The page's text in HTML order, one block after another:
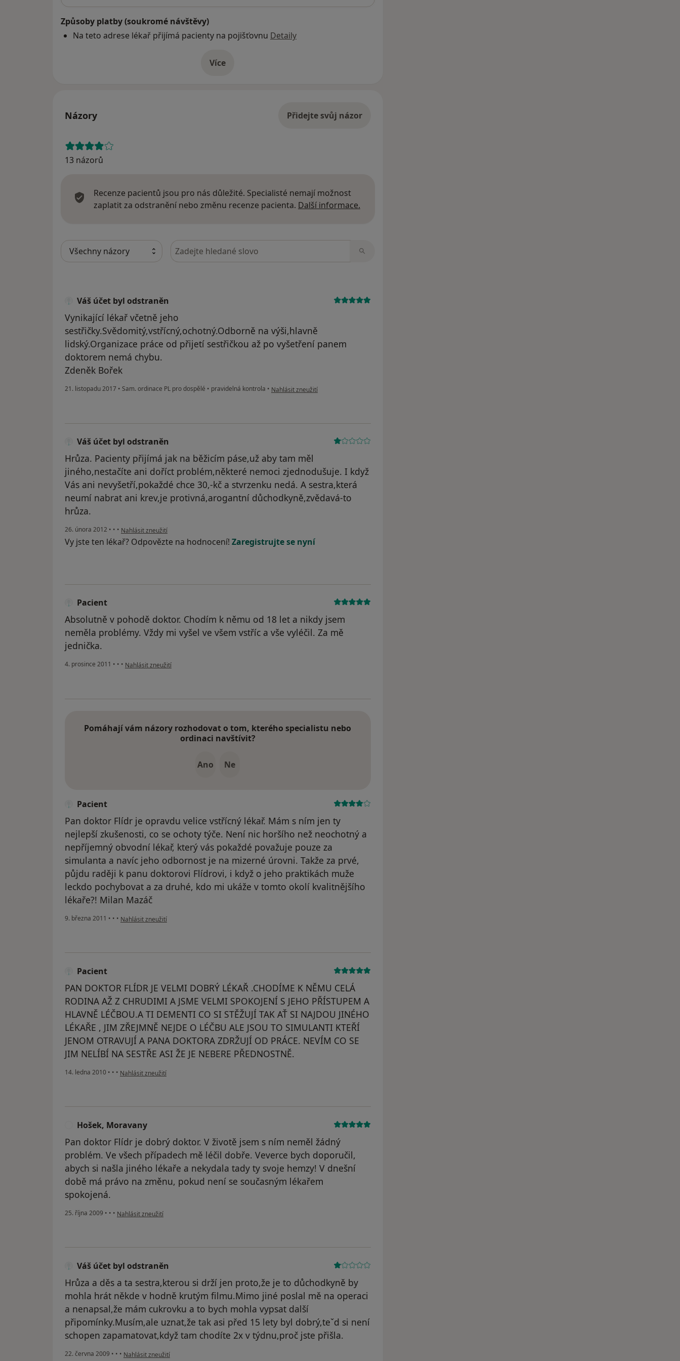
Způsoby platby (soukromé návštěvy)
Na teto adrese lékař přijímá pacienty na pojišťovnu Detaily
Víceo adrese
Názory Přidejte svůj názor
13 názorů
Recenze pacientů jsou pro nás důležité. Specialisté nemají možnost
zaplatit za odstranění nebo změnu recenze pacienta. Další informace.
Hledejte v názorech
Váš účet byl odstraněn
Vynikající lékař včetně jeho
sestřičky.Svědomitý,vstřícný,ochotný.Odborně na výši,hlavně
lidský.Organizace práce od přijetí sestřičkou až po vyšetření panem
doktorem nemá chybu.
Zdeněk Bořek
21. listopadu 2017 • Sam. ordinace PL pro dospělé • pravidelná kontrola • podle názoru uživatele Váš účet byl odstraněn
Nahlásit zneužití
Váš účet byl odstraněn
Hrůza. Pacienty přijímá jak na běžicím páse,už aby tam měl
jiného,nestačíte ani doříct problém,některé nemoci zjednodušuje. I když
Vás ani nevyšetří,pokaždé chce 30,-kč a stvrzenku nedá. A sestra,která
neumí nabrat ani krev,je protivná,arogantní důchodkyně,zvědavá-to
hrůza.
26. února 2012 • • • podle názoru uživatele Váš účet byl odstraněn
Nahlásit zneužití
Vy jste ten lékař? Odpovězte na hodnocení! Zaregistrujte se nyní
Pacient
Absolutně v pohodě doktor. Chodím k němu od 18 let a nikdy jsem
neměla problémy. Vždy mi vyšel ve všem vstříc a vše vyléčil. Za mě
jednička.
4. prosince 2011 • • • podle názoru uživatele Pacient
Nahlásit zneužití
Pomáhají vám názory rozhodovat o tom, kterého specialistu nebo
ordinaci navštívit?
Ano Ne
Pacient
Pan doktor Flídr je opravdu velice vstřícný lékař. Mám s ním jen ty
nejlepší zkušenosti, co se ochoty týče. Není nic horšího než neochotný a
nepříjemný obvodní lékař, který vás pokaždé považuje pouze za
simulanta a navíc jeho odbornost je na mizerné úrovni. Takže za prvé,
půjdu raději k panu doktorovi Flídrovi, i když o jeho praktikách muže
leckdo pochybovat a za druhé, kdo mi ukáže v tomto okolí kvalitnějšího
lékaře?! Milan Mazáč
9. března 2011 • • • podle názoru uživatele Pacient
Nahlásit zneužití
Pacient
PAN DOKTOR FLÍDR JE VELMI DOBRÝ LÉKAŘ .CHODÍME K NĚMU CELÁ
RODINA AŽ Z CHRUDIMI A JSME VELMI SPOKOJENÍ S JEHO PŘÍSTUPEM A
HLAVNĚ LÉČBOU.A TI DEMENTI CO SI STĚŽUJÍ TAK AŤ SI NAJDOU JINÉHO
LÉKAŘE , JIM ZŘEJMNĚ NEJDE O LÉČBU ALE JSOU TO SIMULANTI KTEŘÍ
JENOM OTRAVUJÍ A PANA DOKTORA ZDRŽUJÍ OD PRÁCE. NEVÍM CO SE
JIM NELÍBÍ NA SESTŘE ASI ŽE JE NEBERE PŘEDNOSTNĚ.
14. ledna 2010 • • • podle názoru uživatele Pacient
Nahlásit zneužití
Hošek, Moravany
Pan doktor Flídr je dobrý doktor. V životě jsem s ním neměl žádný
problém. Ve všech případech mě léčil dobře. Veverce bych doporučil,
abych si našla jiného lékaře a nekydala tady ty svoje hemzy! V dnešní
době má právo na změnu, pokud není se současným lékařem
spokojená.
25. října 2009 • • • podle názoru uživatele Hošek, Moravany
Nahlásit zneužití
Váš účet byl odstraněn
Hrůza a děs a ta sestra,kterou si drží jen proto,že je to důchodkyně by
mohla hrát někde v hodně krutým filmu.Mimo jiné poslal mě na operaci
a nenapsal,že mám cukrovku a to bych mohla vypsat další
připomínky.Musím,ale uznat,že tak asi před 15 lety byl dobrý,teˇd si není
schopen zapamatovat,když tam chodíte 2x v týdnu,proč jste přišla.
22. června 2009 • • • podle názoru uživatele Váš účet byl odstraněn
Nahlásit zneužití